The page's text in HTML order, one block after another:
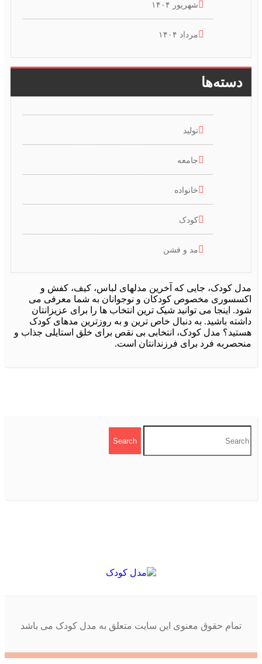
شهریور ۱۴۰۴
مرداد ۱۴۰۴
دسته‌ها
تولید
جامعه
خانواده
کودک
مد و فشن
کودک، جایی که آخرین مدلهای لباس، کیف، کفش و
مخصوص کودکان و نوجوانان به شما معرفی می
اینجا می توانید شیک ترین انتخاب ها را برای عزیزانتان
باشید. به دنبال خاص ترین و به روزترین مدهای کودک
مدل کودک، انتخابی بی نقص برای خلق استایلی جذاب و
فرد برای فرزندانتان است.
تمام حقوق معنوی این سایت متعلق به مدل کودک می باشد